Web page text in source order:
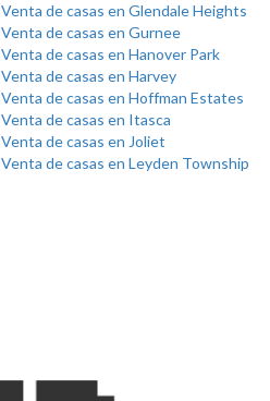
Venta de casas en Glendale Heights
Venta de casas en Gurnee
Venta de casas en Hanover Park
Venta de casas en Harvey
Venta de casas en Hoffman Estates
Venta de casas en Itasca
Venta de casas en Joliet
Venta de casas en Leyden Township